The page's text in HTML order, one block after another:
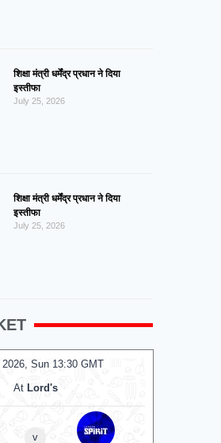
शिक्षा मंत्री धर्मेंद्र प्रधान ने दिया
इस्तीफा
July 25, 2026
शिक्षा मंत्री धर्मेंद्र प्रधान ने दिया
इस्तीफा
July 25, 2026
2026, Sun 13:30 GMT
At Lord's
v